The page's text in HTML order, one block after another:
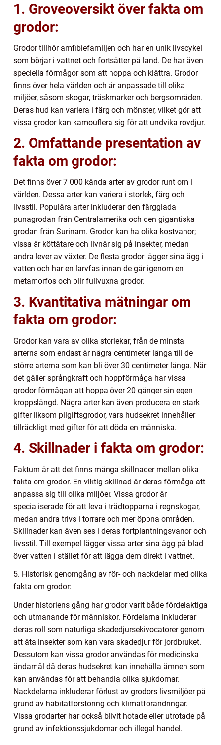
1. Groveoversikt över fakta om
grodor:
Grodor tillhör amfibiefamiljen och har en unik livscykel
som börjar i vattnet och fortsätter på land. De har även
speciella förmågor som att hoppa och klättra. Grodor
finns över hela världen och är anpassade till olika
miljöer, såsom skogar, träskmarker och bergsområden.
Deras hud kan variera i färg och mönster, vilket gör att
vissa grodor kan kamouflera sig för att undvika rovdjur.
2. Omfattande presentation av
fakta om grodor:
Det finns över 7 000 kända arter av grodor runt om i
världen. Dessa arter kan variera i storlek, färg och
livsstil. Populära arter inkluderar den färgglada
punagrodan från Centralamerika och den gigantiska
grodan från Surinam. Grodor kan ha olika kostvanor;
vissa är köttätare och livnär sig på insekter, medan
andra lever av växter. De flesta grodor lägger sina ägg i
vatten och har en larvfas innan de går igenom en
metamorfos och blir fullvuxna grodor.
3. Kvantitativa mätningar om
fakta om grodor:
Grodor kan vara av olika storlekar, från de minsta
arterna som endast är några centimeter långa till de
större arterna som kan bli över 30 centimeter långa. När
det gäller språngkraft och hoppförmåga har vissa
grodor förmågan att hoppa över 20 gånger sin egen
kroppslängd. Några arter kan även producera en stark
gifter liksom pilgiftsgrodor, vars hudsekret innehåller
tillräckligt med gifter för att döda en människa.
4. Skillnader i fakta om grodor:
Faktum är att det finns många skillnader mellan olika
fakta om grodor. En viktig skillnad är deras förmåga att
anpassa sig till olika miljöer. Vissa grodor är
specialiserade för att leva i trädtopparna i regnskogar,
medan andra trivs i torrare och mer öppna områden.
Skillnader kan även ses i deras fortplantningsvanor och
livsstil. Till exempel lägger vissa arter sina ägg på blad
över vatten i stället för att lägga dem direkt i vattnet.
5. Historisk genomgång av för- och nackdelar med olika
fakta om grodor:
Under historiens gång har grodor varit både fördelaktiga
och utmanande för människor. Fördelarna inkluderar
deras roll som naturliga skadedjursekivocatorer genom
att äta insekter som kan vara skadedjur för jordbruket.
Dessutom kan vissa grodor användas för medicinska
ändamål då deras hudsekret kan innehålla ämnen som
kan användas för att behandla olika sjukdomar.
Nackdelarna inkluderar förlust av grodors livsmiljöer på
grund av habitatförstöring och klimatförändringar.
Vissa grodarter har också blivit hotade eller utrotade på
grund av infektionssjukdomar och illegal handel.